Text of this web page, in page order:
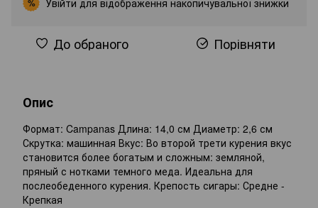
% Увійти для відображення накопичувальної знижки
До обраного Порівняти
Опис
Формат: Campanas Длина: 14,0 см Диаметр: 2,6 см
Скрутка: машинная Вкус: Во второй трети курения вкус
становится более богатым и сложным: земляной,
пряный с нотками темного меда. Идеальна для
послеобеденного курения. Крепость сигары: Средне -
Крепкая